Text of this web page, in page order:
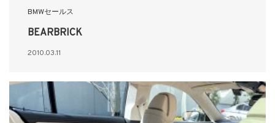
BMWセールス
BEARBRICK
2010.03.11